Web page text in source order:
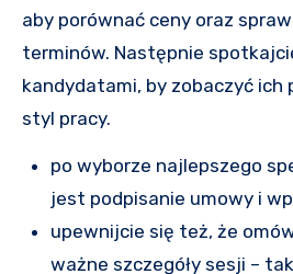
aby porównać ceny oraz
terminów. Następnie
kandydatami, by zobaczyć
styl pracy.
po wyborze najlepszego
jest podpisanie umowy i
upewnijcie się też, że
ważne szczegóły sesji –